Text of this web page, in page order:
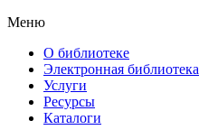
Меню
О библиотеке
Электронная библиотека
Услуги
Ресурсы
Каталоги